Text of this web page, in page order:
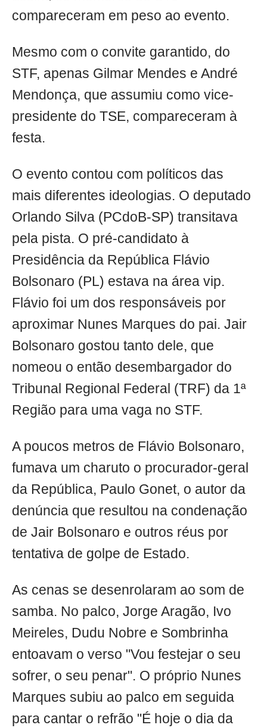
compareceram em peso ao evento.
Mesmo com o convite garantido, do
STF, apenas Gilmar Mendes e André
Mendonça, que assumiu como vice-
presidente do TSE, compareceram à
festa.
O evento contou com políticos das
mais diferentes ideologias. O deputado
Orlando Silva (PCdoB-SP) transitava
pela pista. O pré-candidato à
Presidência da República Flávio
Bolsonaro (PL) estava na área vip.
Flávio foi um dos responsáveis por
aproximar Nunes Marques do pai. Jair
Bolsonaro gostou tanto dele, que
nomeou o então desembargador do
Tribunal Regional Federal (TRF) da 1ª
Região para uma vaga no STF.
A poucos metros de Flávio Bolsonaro,
fumava um charuto o procurador-geral
da República, Paulo Gonet, o autor da
denúncia que resultou na condenação
de Jair Bolsonaro e outros réus por
tentativa de golpe de Estado.
As cenas se desenrolaram ao som de
samba. No palco, Jorge Aragão, Ivo
Meireles, Dudu Nobre e Sombrinha
entoavam o verso "Vou festejar o seu
sofrer, o seu penar". O próprio Nunes
Marques subiu ao palco em seguida
para cantar o refrão "É hoje o dia da